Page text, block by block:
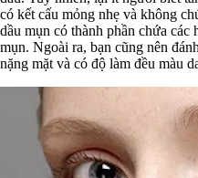
có kết cấu mỏng nhẹ và không
dầu mụn có thành phần chứa các
mụn. Ngoài ra, bạn cũng nên
nặng mặt và có độ làm đều màu